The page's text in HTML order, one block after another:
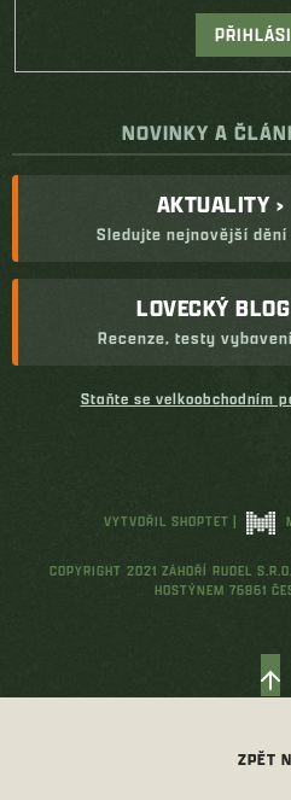
NOVINKY A
AKTUALITY ›
Sledujte nejnovější dění
LOVECKÝ
Recenze, testy
Staňte se velkoobchodním
VYTVOŘIL SHOPTET |
COPYRIGHT 2021 ZÁHOŘÍ RUDEL
HOSTÝNEM 76861